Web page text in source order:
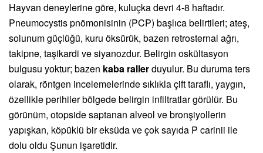
Hayvan deneylerine göre, kuluçka devri 4-8 haftadır.
Pneumocystis pnömonisinin (PCP) başlıca belirtileri; ateş,
solunum güçlüğü, kuru öksürük, bazen retrosternal ağrı,
takipne, taşikardi ve siyanozdur. Belirgin oskültasyon
bulgusu yoktur; bazen kaba rallerduyulur. Bu duruma ters
olarak, röntgen incelemelerinde sıklıkla çift taraflı, yaygın,
özellikle perihiler bölgede belirgin infiltratlar görülür. Bu
görünüm, otopside saptanan alveol ve bronşiyollerin
yapışkan, köpüklü bir eksüda ve çok sayıda P carinii ile
dolu oldu Şunun işaretidir.